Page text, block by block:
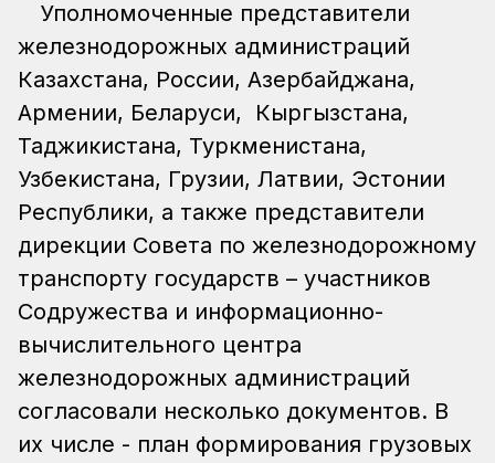
Уполномоченные представители
железнодорожных администраций
Казахстана, России, Азербайджана,
Армении, Беларуси, Кыргызстана,
Таджикистана, Туркменистана,
Узбекистана, Грузии, Латвии, Эстонии
Республики, а также представители
дирекции Совета по железнодорожному
транспорту государств – участников
Содружества и информационно-
вычислительного центра
железнодорожных администраций
согласовали несколько документов. В
их числе - план формирования грузовых